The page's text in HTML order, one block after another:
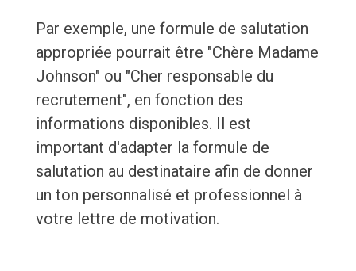
Par exemple, une formule de salutation
appropriée pourrait être "Chère Madame
Johnson" ou "Cher responsable du
recrutement", en fonction des
informations disponibles. Il est
important d'adapter la formule de
salutation au destinataire afin de donner
un ton personnalisé et professionnel à
votre lettre de motivation.